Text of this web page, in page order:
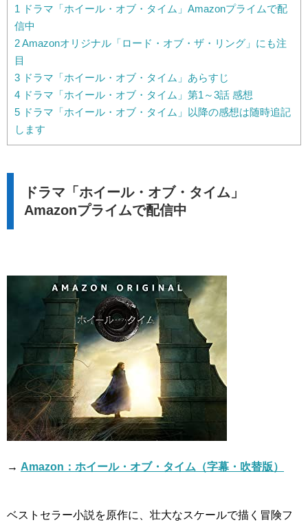
1 ドラマ「ホイール・オブ・タイム」Amazonプライムで配
信中
2Amazonオリジナル「ロード・オブ・ザ・リング」にも注
目
3 ドラマ「ホイール・オブ・タイム」あらすじ
4 ドラマ「ホイール・オブ・タイム」第1～3話 感想
5 ドラマ「ホイール・オブ・タイム」以降の感想は随時追記
します
ドラマ「ホイール・オブ・タイム」
Amazonプライムで配信中
→ Amazon：ホイール・オブ・タイム（字幕・吹替版）
ベストセラー小説を原作に、壮大なスケールで描く冒険フ